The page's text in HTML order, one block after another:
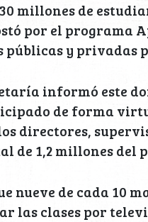
millones de
por el programa
y privadas
informó este
de forma
directores,
de 1,2 millones del
nueve de cada 10
las clases por